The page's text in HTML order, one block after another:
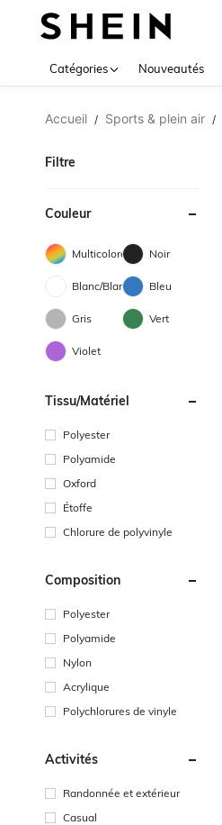
Catégories Nouveautés
Accueil / Sports & plein air /
Filtre
Couleur
Multicolore Noir
Blanc/Blanche Bleu
Gris Vert
Violet
Tissu/matériel
Polyester
Polyamide
Oxford
Étoffe
Chlorure de polyvinyle
Composition
Polyester
Polyamide
Nylon
Acrylique
Polychlorures de vinyle
Activités
Randonnée et extérieur
Casual